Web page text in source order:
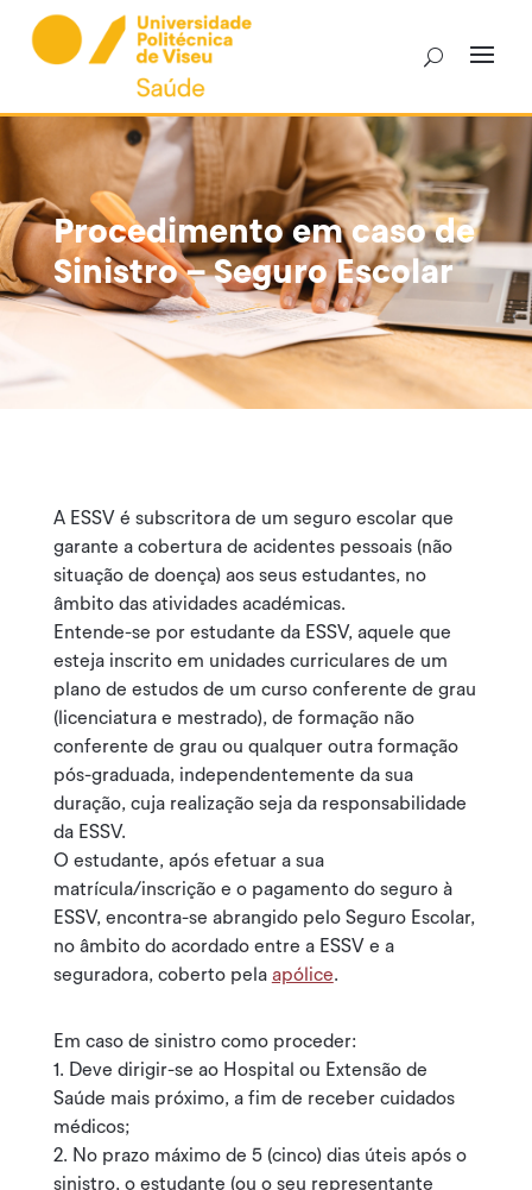
content
Procedimento em caso de
Sinistro – Seguro Escolar
A ESSV é subscritora de um seguro escolar que
garante a cobertura de acidentes pessoais (não
situação de doença) aos seus estudantes, no
âmbito das atividades académicas.
Entende-se por estudante da ESSV, aquele que
esteja inscrito em unidades curriculares de um
plano de estudos de um curso conferente de grau
(licenciatura e mestrado), de formação não
conferente de grau ou qualquer outra formação
pós-graduada, independentemente da sua
duração, cuja realização seja da responsabilidade
da ESSV.
O estudante, após efetuar a sua
matrícula/inscrição e o pagamento do seguro à
ESSV, encontra-se abrangido pelo Seguro Escolar,
no âmbito do acordado entre a ESSV e a
seguradora, coberto pela apólice.
Em caso de sinistro como proceder:
1. Deve dirigir-se ao Hospital ou Extensão de
Saúde mais próximo, a fim de receber cuidados
médicos;
2. No prazo máximo de 5 (cinco) dias úteis após o
sinistro, o estudante (ou o seu representante